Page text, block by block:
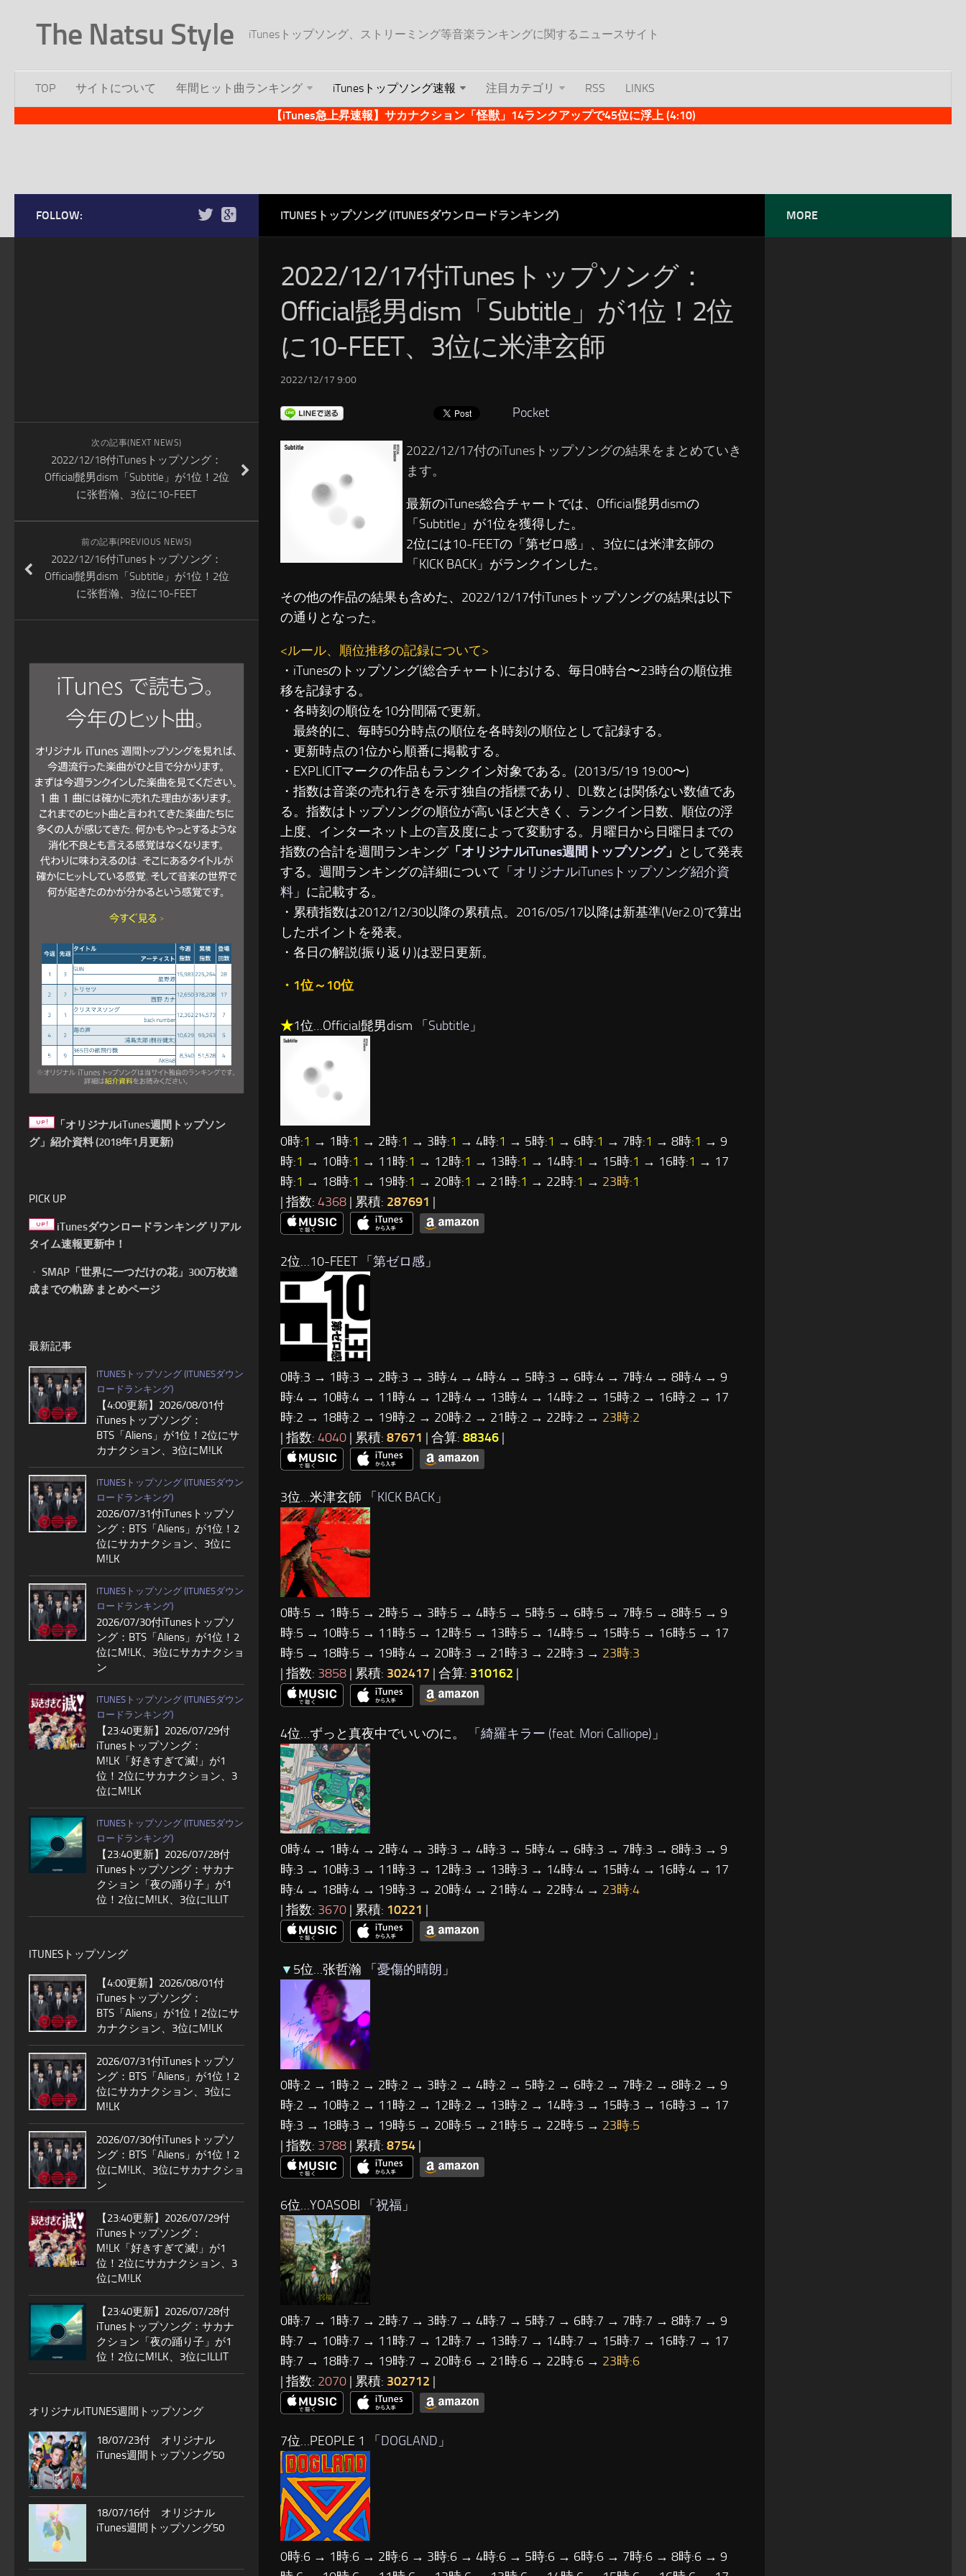
The Natsu Style iTunesトップソング、ストリーミング等音楽ランキングに関するニュースサイト
TOP サイトについて 年間ヒット曲ランキング iTunesトップソング速報 注目カテゴリ RSS
LINKS
【iTunes急上昇速報】サカナクション「怪獣」14ランクアップで45位に浮上 (4:10)
ITUNESトップソング (ITUNESダウンロードランキング)
2022/12/17付iTunesトップソング：
Official髭男dism「Subtitle」が1位！2位
に10-FEET、3位に米津玄師
2022/12/17 9:00
Pocket
2022/12/17付のiTunesトップソングの結果をまとめていき
ます。
最新のiTunes総合チャートでは、Official髭男dismの
「Subtitle」が1位を獲得した。
2位には10-FEETの「第ゼロ感」、3位には米津玄師の
「KICK BACK」がランクインした。
その他の作品の結果も含めた、2022/12/17付iTunesトップソングの結果は以下
の通りとなった。
<ルール、順位推移の記録について>
・iTunesのトップソング(総合チャート)における、毎日0時台〜23時台の順位推
移を記録する。
・各時刻の順位を10分間隔で更新。
最終的に、毎時50分時点の順位を各時刻の順位として記録する。
・更新時点の1位から順番に掲載する。
・EXPLICITマークの作品もランクイン対象である。(2013/5/19 19:00〜)
・指数は音楽の売れ行きを示す独自の指標であり、DL数とは関係ない数値であ
る。指数はトップソングの順位が高いほど大きく、ランクイン日数、順位の浮
上度、インターネット上の言及度によって変動する。月曜日から日曜日までの
指数の合計を週間ランキング「 オリジナルiTunes週間トップソング」 として発表
する。週間ランキングの詳細について「 オリジナルiTunesトップソング紹介資
料 」に記載する。
・累積指数は2012/12/30以降の累積点。2016/05/17以降は新基準(Ver2.0)で算出
したポイントを発表。
・各日の解説(振り返り)は翌日更新。
・1位～10位
★1位…Official髭男dism 「 Subtitle 」
0時:1 → 1時:1 → 2時:1 → 3時:1 → 4時:1 → 5時:1 → 6時:1 → 7時:1 → 8時:1 → 9
時:1 → 10時:1 → 11時:1 → 12時:1 → 13時:1 → 14時:1 → 15時:1 → 16時:1 → 17
時:1 → 18時:1 → 19時:1 → 20時:1 → 21時:1 → 22時:1 → 23時:1
| 指数: 4368 | 累積: 287691 |
2位…10-FEET 「 第ゼロ感 」
0時:3 → 1時:3 → 2時:3 → 3時:4 → 4時:4 → 5時:3 → 6時:4 → 7時:4 → 8時:4 → 9
時:4 → 10時:4 → 11時:4 → 12時:4 → 13時:4 → 14時:2 → 15時:2 → 16時:2 → 17
時:2 → 18時:2 → 19時:2 → 20時:2 → 21時:2 → 22時:2 → 23時:2
| 指数: 4040 | 累積: 87671 | 合算: 88346 |
3位…米津玄師 「 KICK BACK 」
0時:5 → 1時:5 → 2時:5 → 3時:5 → 4時:5 → 5時:5 → 6時:5 → 7時:5 → 8時:5 → 9
時:5 → 10時:5 → 11時:5 → 12時:5 → 13時:5 → 14時:5 → 15時:5 → 16時:5 → 17
時:5 → 18時:5 → 19時:4 → 20時:3 → 21時:3 → 22時:3 → 23時:3
| 指数: 3858 | 累積: 302417 | 合算: 310162 |
4位…ずっと真夜中でいいのに。 「綺羅キラー (feat. Mori Calliope) 」
0時:4 → 1時:4 → 2時:4 → 3時:3 → 4時:3 → 5時:4 → 6時:3 → 7時:3 → 8時:3 → 9
時:3 → 10時:3 → 11時:3 → 12時:3 → 13時:3 → 14時:4 → 15時:4 → 16時:4 → 17
時:4 → 18時:4 → 19時:3 → 20時:4 → 21時:4 → 22時:4 → 23時:4
| 指数: 3670 | 累積: 10221 |
▼ 5位…张哲瀚 「 憂傷的晴朗 」
0時:2 → 1時:2 → 2時:2 → 3時:2 → 4時:2 → 5時:2 → 6時:2 → 7時:2 → 8時:2 → 9
時:2 → 10時:2 → 11時:2 → 12時:2 → 13時:2 → 14時:3 → 15時:3 → 16時:3 → 17
時:3 → 18時:3 → 19時:5 → 20時:5 → 21時:5 → 22時:5 → 23時:5
| 指数: 3788 | 累積: 8754 |
6位…YOASOBI 「 祝福 」
0時:7 → 1時:7 → 2時:7 → 3時:7 → 4時:7 → 5時:7 → 6時:7 → 7時:7 → 8時:7 → 9
時:7 → 10時:7 → 11時:7 → 12時:7 → 13時:7 → 14時:7 → 15時:7 → 16時:7 → 17
時:7 → 18時:7 → 19時:7 → 20時:6 → 21時:6 → 22時:6 → 23時:6
| 指数: 2070 | 累積: 302712 |
7位…PEOPLE 1 「 DOGLAND 」
0時:6 → 1時:6 → 2時:6 → 3時:6 → 4時:6 → 5時:6 → 6時:6 → 7時:6 → 8時:6 → 9
FOLLOW:
次の記事(NEXT NEWS)
2022/12/18付iTunesトップソング：
Official髭男dism「Subtitle」が1位！2位
に张哲瀚、3位に10-FEET
前の記事(PREVIOUS NEWS)
2022/12/16付iTunesトップソング：
Official髭男dism「Subtitle」が1位！2位
に张哲瀚、3位に10-FEET
「オリジナルiTunes週間トップソン
グ」紹介資料 (2018年1月更新)
PICK UP
iTunesダウンロードランキング リアル
タイム速報更新中！
・ SMAP「世界に一つだけの花」300万枚達
成までの軌跡 まとめページ
最新記事
ITUNESトップソング (ITUNESダウン
ロードランキング)
【4:00更新】2026/08/01付
iTunesトップソング：
BTS「Aliens」が1位！2位にサ
カナクション、3位にM!LK
ITUNESトップソング (ITUNESダウン
ロードランキング)
2026/07/31付iTunesトップソ
ング：BTS「Aliens」が1位！2
位にサカナクション、3位に
M!LK
ITUNESトップソング (ITUNESダウン
ロードランキング)
2026/07/30付iTunesトップソ
ング：BTS「Aliens」が1位！2
位にM!LK、3位にサカナクショ
ン
ITUNESトップソング (ITUNESダウン
ロードランキング)
【23:40更新】2026/07/29付
iTunesトップソング：
M!LK「好きすぎて滅!」が1
位！2位にサカナクション、3
位にM!LK
ITUNESトップソング (ITUNESダウン
ロードランキング)
【23:40更新】2026/07/28付
iTunesトップソング：サカナ
クション「夜の踊り子」が1
位！2位にM!LK、3位にILLIT
ITUNESトップソング
【4:00更新】2026/08/01付
iTunesトップソング：
BTS「Aliens」が1位！2位にサ
カナクション、3位にM!LK
2026/07/31付iTunesトップソ
ング：BTS「Aliens」が1位！2
位にサカナクション、3位に
M!LK
2026/07/30付iTunesトップソ
ング：BTS「Aliens」が1位！2
位にM!LK、3位にサカナクショ
ン
【23:40更新】2026/07/29付
iTunesトップソング：
M!LK「好きすぎて滅!」が1
位！2位にサカナクション、3
位にM!LK
【23:40更新】2026/07/28付
iTunesトップソング：サカナ
クション「夜の踊り子」が1
位！2位にM!LK、3位にILLIT
オリジナルITUNES週間トップソング
18/07/23付 オリジナル
iTunes週間トップソング50
18/07/16付 オリジナル
iTunes週間トップソング50
MORE